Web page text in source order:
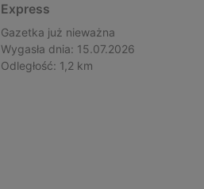
Express
Gazetka już nieważna
Wygasła dnia: 15.07.2026
Odległość: 1,2 km